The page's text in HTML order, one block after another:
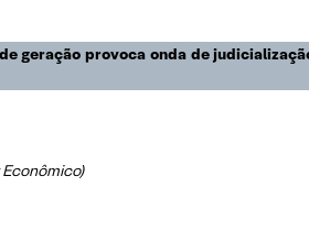
geração provoca onda de